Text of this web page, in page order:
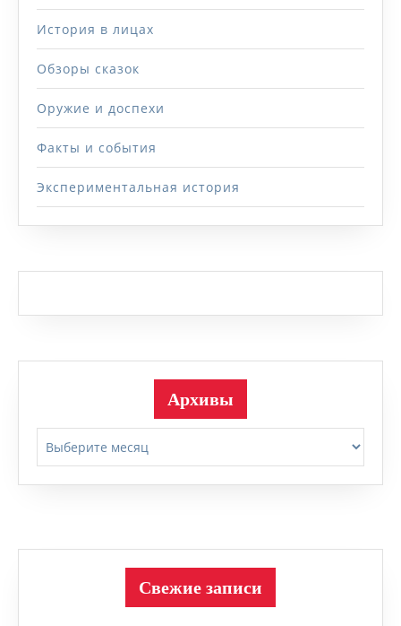
История в лицах
Обзоры сказок
Оружие и доспехи
Факты и события
Экспериментальная история
Архивы
Свежие записи